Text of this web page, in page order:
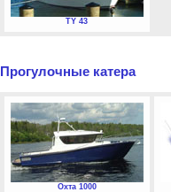
TY 43
Прогулочные катера
Охта 1000